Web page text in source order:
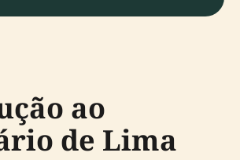
ao
de Lima